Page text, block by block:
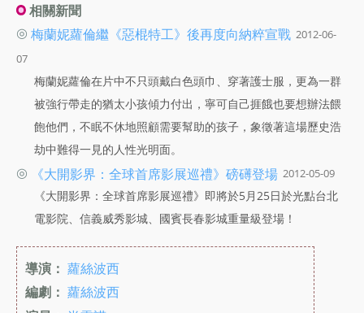
相關新聞
◎ 梅蘭妮蘿倫繼《惡棍特工》後再度向納粹宣戰 2012-06-
07
梅蘭妮蘿倫在片中不只頭戴白色頭巾、穿著護士服，更為一群
被強行帶走的猶太小孩傾力付出，寧可自己捱餓也要想辦法餵
飽他們，不眠不休地照顧需要幫助的孩子，象徵著這場歷史浩
劫中難得一見的人性光明面。
◎ 《大開影界：全球首席影展巡禮》磅礡登場 2012-05-09
《大開影界：全球首席影展巡禮》即將於5月25日於光點台北
電影院、信義威秀影城、國賓長春影城重量級登場！
導演： 蘿絲波西
編劇： 蘿絲波西